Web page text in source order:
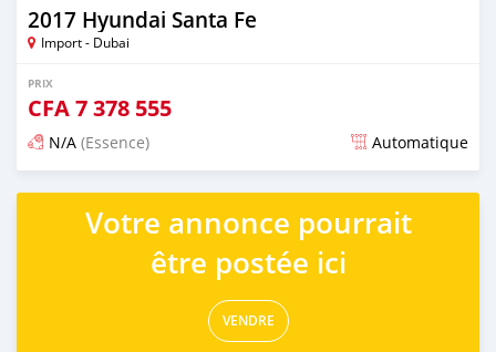
2017 Hyundai Santa Fe
Import - Dubai
PRIX
CFA7 378 555
N/A (Essence) Automatique
Publié il y a presque 6 ans
Votre annonce pourrait
être postée ici
VENDRE